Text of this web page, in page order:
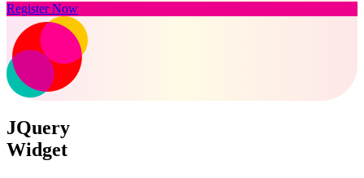
Register Now
JQuery
Widget